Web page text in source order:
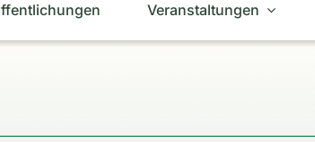
Veranstaltungen